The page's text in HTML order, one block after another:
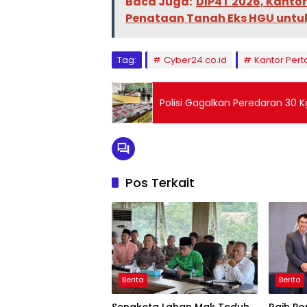
Penataan Tanah Eks HGU
Tag: Cyber24.co.id Kantor
Polisi Gagalkan Peredaran 30
Pos Terkait
Berita Berita